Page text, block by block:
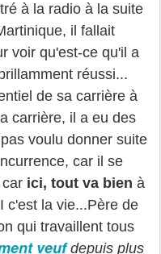
à la radio à la suite
il fallait
voir qu'est-ce qu'il a
réussi...
de sa carrière à
carrière, il a eu des
voulu donner suite
car il se
ici, tout va bien à
c'est la vie...Père de
qui travaillent tous
veufdepuis plus